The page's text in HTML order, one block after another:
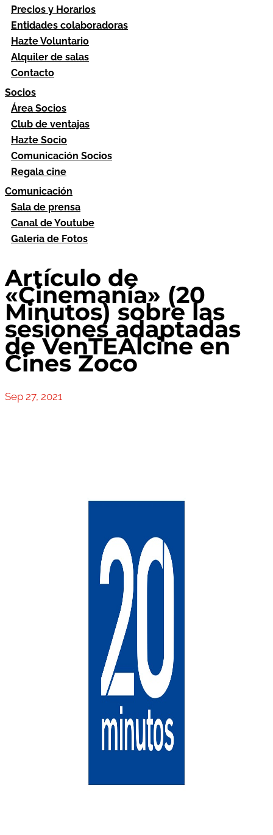
Precios y Horarios
Entidades colaboradoras
Hazte Voluntario
Alquiler de salas
Contacto
Socios
Área Socios
Club de ventajas
Hazte Socio
Comunicación Socios
Regala cine
Comunicación
Sala de prensa
Canal de Youtube
Galeria de Fotos
Artículo de
«Cinemanía» (20
Minutos) sobre las
sesiones adaptadas
de VenTEAlcine en
Cines Zoco
Sep 27, 2021